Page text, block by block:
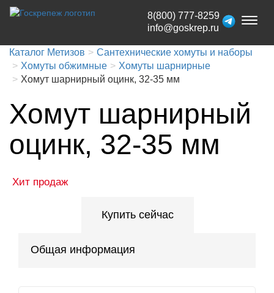
Toggle
8(800) 777-8259
info@goskrep.ru
Каталог Метизов
Сантехнические хомуты и наборы
Хомуты обжимные
Хомуты шарнирные
Хомут шарнирный оцинк, 32-35 мм
Хомут шарнирный
оцинк, 32-35 мм
Хит продаж
Купить сейчас
Общая информация